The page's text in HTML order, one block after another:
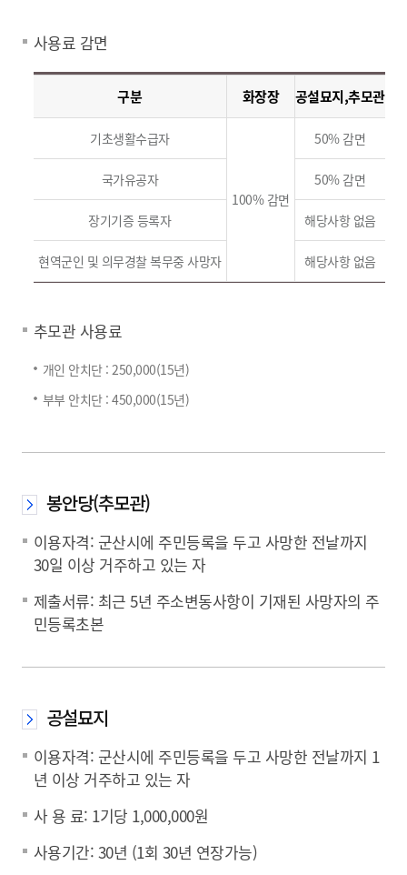
사용료 감면
구분 화장장 공설묘지,추모관
기초생활수급자
100% 감면
50% 감면
국가유공자 50% 감면
장기기증 등록자 해당사항 없음
현역군인 및 의무경찰 복무중 사망자 해당사항 없음
추모관 사용료
개인 안치단 : 250,000(15년)
부부 안치단 : 450,000(15년)
봉안당(추모관)
이용자격: 군산시에 주민등록을 두고 사망한 전날까지
30일 이상 거주하고 있는 자
제출서류: 최근 5년 주소변동사항이 기재된 사망자의 주
민등록초본
공설묘지
이용자격: 군산시에 주민등록을 두고 사망한 전날까지 1
년 이상 거주하고 있는 자
사 용 료: 1기당 1,000,000원
사용기간: 30년 (1회 30년 연장가능)